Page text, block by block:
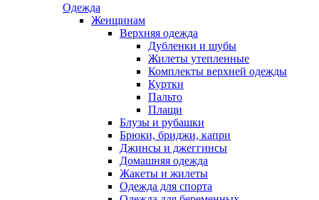
Одежда
Женщинам
Верхняя одежда
Дубленки и шубы
Жилеты утепленные
Комплекты верхней одежды
Куртки
Пальто
Плащи
Блузы и рубашки
Брюки, бриджи, капри
Джинсы и джеггинсы
Домашняя одежда
Жакеты и жилеты
Одежда для спорта